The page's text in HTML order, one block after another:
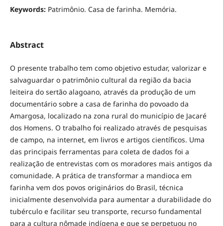
Keywords: Patrimônio. Casa de farinha. Memória.
Abstract
O presente trabalho tem como objetivo estudar, valorizar e
salvaguardar o patrimônio cultural da região da bacia
leiteira do sertão alagoano, através da produção de um
documentário sobre a casa de farinha do povoado da
Amargosa, localizado na zona rural do município de Jacaré
dos Homens. O trabalho foi realizado através de pesquisas
de campo, na internet, em livros e artigos científicos. Uma
das principais ferramentas para coleta de dados foi a
realização de entrevistas com os moradores mais antigos da
comunidade. A prática de transformar a mandioca em
farinha vem dos povos originários do Brasil, técnica
inicialmente desenvolvida para aumentar a durabilidade do
tubérculo e facilitar seu transporte, recurso fundamental
para a cultura nômade indígena e que se perpetuou no